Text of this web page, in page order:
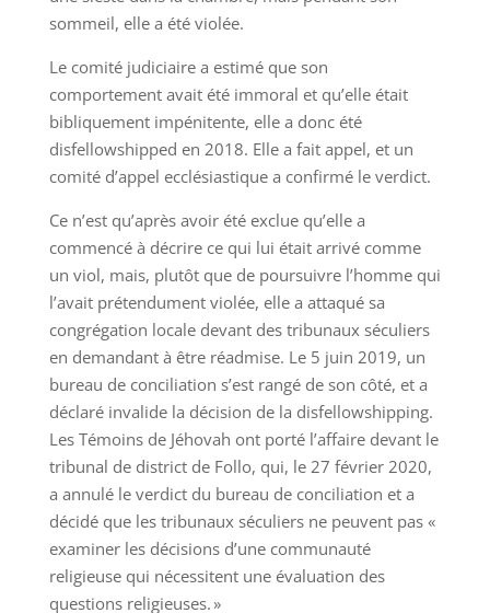
sommeil, elle a été violée.
Le comité judiciaire a estimé que son
comportement avait été immoral et qu’elle était
bibliquement impénitente, elle a donc été
disfellowshipped en 2018. Elle a fait appel, et un
comité d’appel ecclésiastique a confirmé le verdict.
Ce n’est qu’après avoir été exclue qu’elle a
commencé à décrire ce qui lui était arrivé comme
un viol, mais, plutôt que de poursuivre l’homme qui
l’avait prétendument violée, elle a attaqué sa
congrégation locale devant des tribunaux séculiers
en demandant à être réadmise. Le 5 juin 2019, un
bureau de conciliation s’est rangé de son côté, et a
déclaré invalide la décision de la disfellowshipping.
Les Témoins de Jéhovah ont porté l’affaire devant le
tribunal de district de Follo, qui, le 27 février 2020,
a annulé le verdict du bureau de conciliation et a
décidé que les tribunaux séculiers ne peuvent pas «
examiner les décisions d’une communauté
religieuse qui nécessitent une évaluation des
questions religieuses. »